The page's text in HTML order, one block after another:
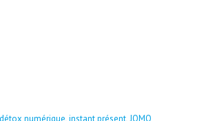
détox numérique,instant présent,JOMO